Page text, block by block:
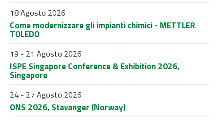
18 Agosto 2026
Come modernizzare gli impianti chimici - METTLER
TOLEDO
19 - 21 Agosto 2026
ISPE Singapore Conference & Exhibition 2026,
Singapore
24 - 27 Agosto 2026
ONS 2026, Stavanger (Norway)